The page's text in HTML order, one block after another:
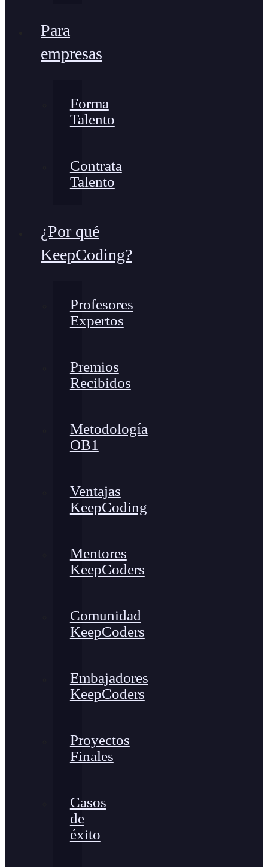
Para
empresas
Forma
Talento
Contrata
Talento
¿Por qué
KeepCoding?
Profesores
Expertos
Premios
Recibidos
Metodología
OB1
Ventajas
KeepCoding
Mentores
KeepCoders
Comunidad
KeepCoders
Embajadores
KeepCoders
Proyectos
Finales
Casos
de
éxito